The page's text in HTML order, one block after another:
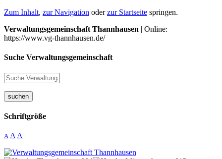
Zum Inhalt, zur Navigation oderzur Startseite springen.
Verwaltungsgemeinschaft Thannhausen | Online:
https://www.vg-thannhausen.de/
Suche Verwaltungsgemeinschaft
suchen
Schriftgröße
A A A